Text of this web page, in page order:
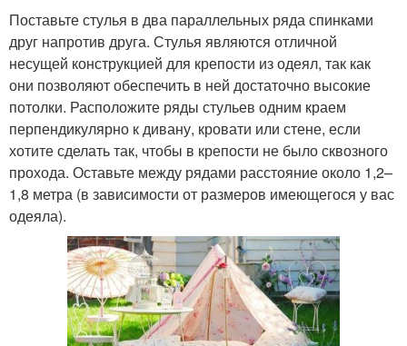
Поставьте стулья в два параллельных ряда спинками
друг напротив друга. Стулья являются отличной
несущей конструкцией для крепости из одеял, так как
они позволяют обеспечить в ней достаточно высокие
потолки. Расположите ряды стульев одним краем
перпендикулярно к дивану, кровати или стене, если
хотите сделать так, чтобы в крепости не было сквозного
прохода. Оставьте между рядами расстояние около 1,2–
1,8 метра (в зависимости от размеров имеющегося у вас
одеяла).